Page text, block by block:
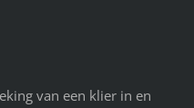
van een klier in en